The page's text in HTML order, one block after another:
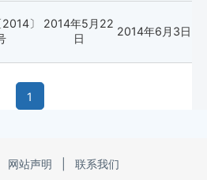
〕
2014年5月22
日
2014年6月3日
1
网站声明
联系我们